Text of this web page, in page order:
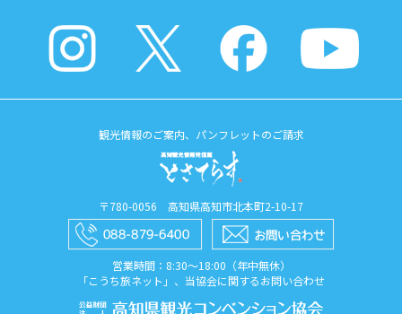
観光情報のご案内、パンフレットのご請求
〒780-0056 高知県高知市北本町2-10-17
営業時間：8:30〜18:00（年中無休）
「こうち旅ネット」、当協会に関するお問い合わせ